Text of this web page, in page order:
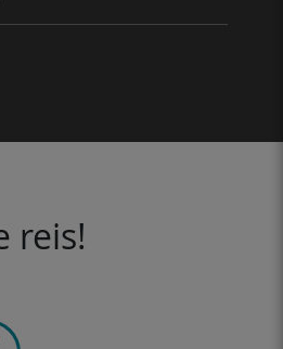
reis!